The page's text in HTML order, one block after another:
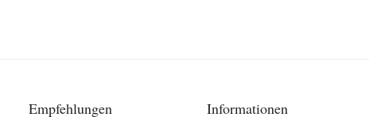
Empfehlungen Informationen